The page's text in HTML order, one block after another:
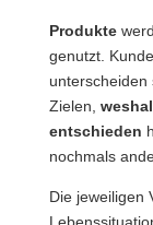
Produkte
genutzt.
unterscheiden
Zielen,
entschieden
nochmals
Die jeweiligen